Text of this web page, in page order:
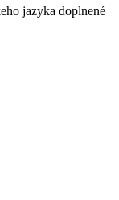
jazyka doplnené